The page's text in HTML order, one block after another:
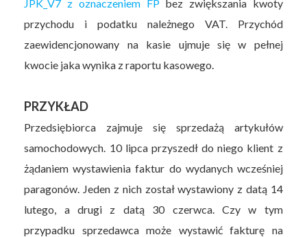
JPK_V7 z oznaczeniem FPbez zwiększania kwoty
przychodu i podatku należnego VAT. Przychód
zaewidencjonowany na kasie ujmuje się w pełnej
kwocie jaka wynika z raportu kasowego.
PRZYKŁAD
Przedsiębiorca zajmuje się sprzedażą artykułów
samochodowych. 10 lipca przyszedł do niego klient z
żądaniem wystawienia faktur do wydanych wcześniej
paragonów. Jeden z nich został wystawiony z datą 14
lutego, a drugi z datą 30 czerwca. Czy w tym
przypadku sprzedawca może wystawić fakturę na